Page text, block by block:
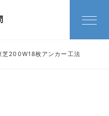
200W18枚アンカー工法